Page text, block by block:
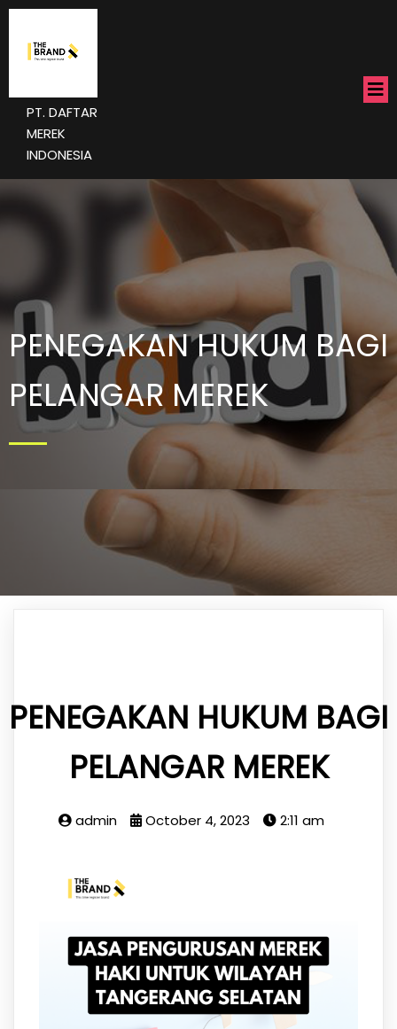
PT. DAFTAR
MEREK
INDONESIA
PENEGAKAN HUKUM BAGI
PELANGAR MEREK
PENEGAKAN HUKUM BAGI
PELANGAR MEREK
admin October 4, 2023 2:11 am